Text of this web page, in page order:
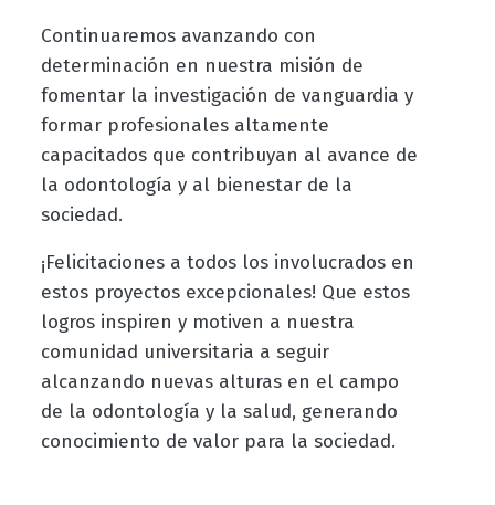
Continuaremos avanzando con
determinación en nuestra misión de
fomentar la investigación de vanguardia y
formar profesionales altamente
capacitados que contribuyan al avance de
la odontología y al bienestar de la
sociedad.
¡Felicitaciones a todos los involucrados en
estos proyectos excepcionales! Que estos
logros inspiren y motiven a nuestra
comunidad universitaria a seguir
alcanzando nuevas alturas en el campo
de la odontología y la salud, generando
conocimiento de valor para la sociedad.